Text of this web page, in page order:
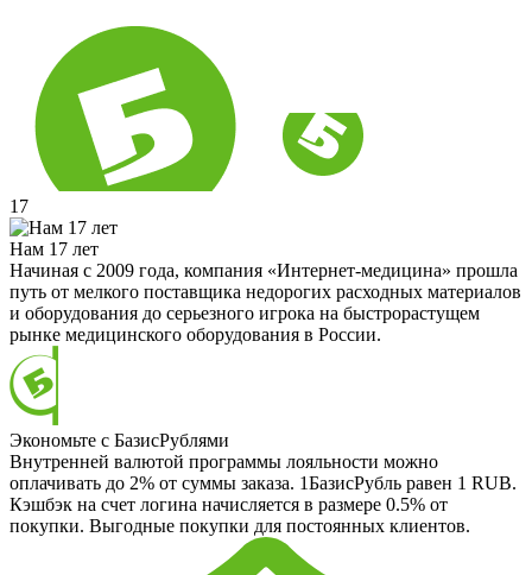
17
Нам 17 лет
Начиная с 2009 года, компания «Интернет-медицина» прошла
путь от мелкого поставщика недорогих расходных материалов
и оборудования до серьезного игрока на быстрорастущем
рынке медицинского оборудования в России.
Экономьте с БазисРублями
Внутренней валютой программы лояльности можно
оплачивать до 2% от суммы заказа. 1БазисРубль равен 1 RUB.
Кэшбэк на счет логина начисляется в размере 0.5% от
покупки. Выгодные покупки для постоянных клиентов.